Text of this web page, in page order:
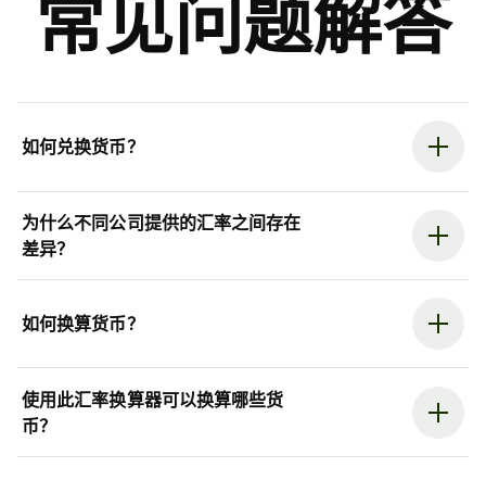
常见问题解答
如何兑换货币？
为什么不同公司提供的汇率之间存在
差异？
如何换算货币？
使用此汇率换算器可以换算哪些货
币？